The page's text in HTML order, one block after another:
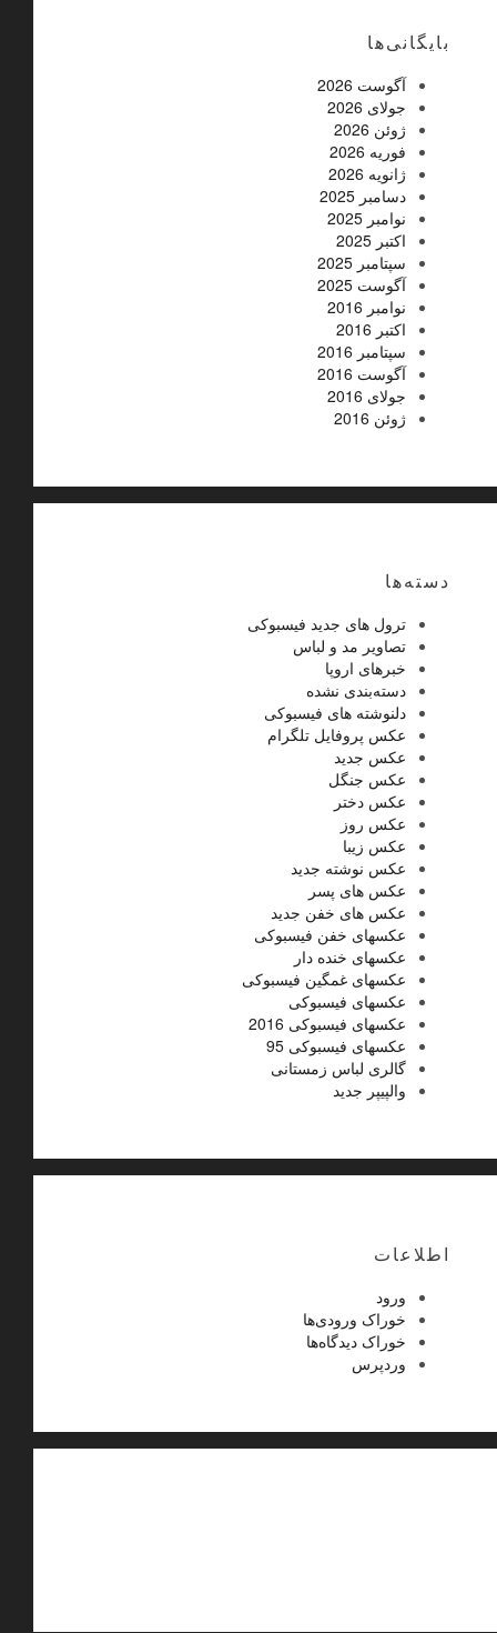
بایگانی‌ها
آگوست 2026
جولای 2026
ژوئن 2026
فوریه 2026
ژانویه 2026
دسامبر 2025
نوامبر 2025
اکتبر 2025
سپتامبر 2025
آگوست 2025
نوامبر 2016
اکتبر 2016
سپتامبر 2016
آگوست 2016
جولای 2016
ژوئن 2016
دسته‌ها
ترول های جدید فیسبوکی
تصاویر مد و لباس
خبرهای اروپا
دسته‌بندی نشده
دلنوشته های فیسبوکی
عکس پروفایل تلگرام
عکس جدید
عکس جنگل
عکس دختر
عکس روز
عکس زیبا
عکس نوشته جدید
عکس های پسر
عکس های خفن جدید
عکسهای خفن فیسبوکی
عکسهای خنده دار
عکسهای غمگین فیسبوکی
عکسهای فیسبوکی
عکسهای فیسبوکی 2016
عکسهای فیسبوکی 95
گالری لباس زمستانی
والپیپر جدید
اطلاعات
ورود
خوراک ورودی‌ها
خوراک دیدگاه‌ها
وردپرس